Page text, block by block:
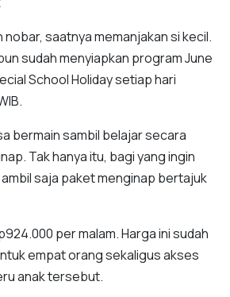
saatnya memanjakan si kecil.
sudah menyiapkan program June
School Holiday setiap hari
bermain sambil belajar secara
Tak hanya itu, bagi yang ingin
saja paket menginap bertajuk
per malam. Harga ini sudah
empat orang sekaligus akses
anak tersebut.